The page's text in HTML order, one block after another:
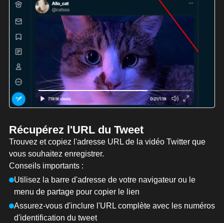
Récupérez l'URL du Tweet
Trouvez et copiez l'adresse URL de la vidéo Twitter que
vous souhaitez enregistrer.
Conseils importants :
Utilisez la barre d'adresse de votre navigateur ou le
menu de partage pour copier le lien
Assurez-vous d'inclure l'URL complète avec les numéros
d'identification du tweet